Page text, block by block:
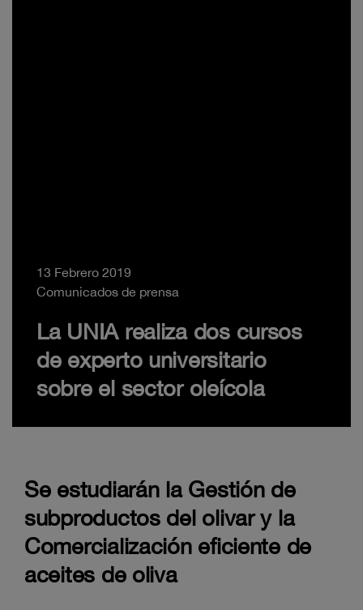
13 Febrero 2019
Comunicados de prensa
La UNIA realiza dos cursos
de experto universitario
sobre el sector oleícola
Se estudiarán la Gestión de
subproductos del olivar y la
Comercialización eficiente de
aceites de oliva